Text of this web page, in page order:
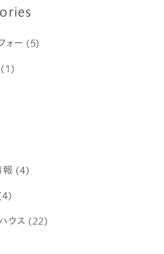
ォー (5)
(1)
(4)
ウス (22)